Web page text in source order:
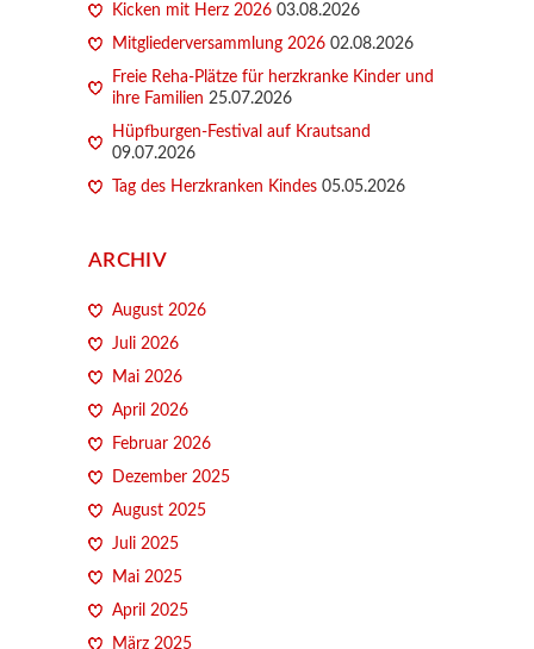
Kicken mit Herz 2026 03.08.2026
Mitgliederversammlung 2026 02.08.2026
Freie Reha-Plätze für herzkranke Kinder und
ihre Familien 25.07.2026
Hüpfburgen-Festival auf Krautsand
09.07.2026
Tag des Herzkranken Kindes 05.05.2026
ARCHIV
August 2026
Juli 2026
Mai 2026
April 2026
Februar 2026
Dezember 2025
August 2025
Juli 2025
Mai 2025
April 2025
März 2025